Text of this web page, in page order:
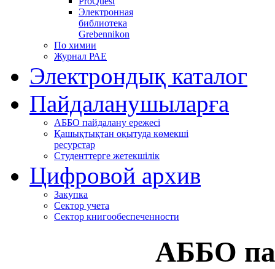
Электронная
библиотека
Grebennikon
По химии
Журнал РАЕ
Электрондық каталог
Пайдаланушыларға
АББО пайдалану ережесі
Қашықтықтан оқытуда көмекші
ресурстар
Студенттерге жетекшілік
Цифровой архив
Закупка
Сектор учета
Сектор книгообеспеченности
АББО